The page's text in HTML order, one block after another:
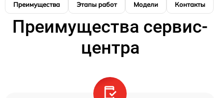
Преимущества Этапы работ Модели Контакты
Преимущества сервис-
центра